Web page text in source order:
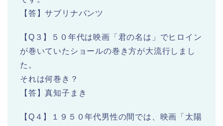
【答】サブリナパンツ
【Q３】５０年代は映画「君の名は」でヒロイン
が巻いていたショールの巻き方が大流行しまし
た。
それは何巻き？
【答】真知子まき
【Q４】１９５０年代男性の間では、映画「太陽